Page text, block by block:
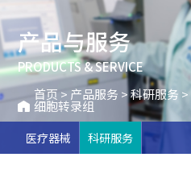
产品与服务
PRODUCTS & SERVICE
首页 > 产品服务 >科研服务 >
细胞转录组
医疗器械 科研服务